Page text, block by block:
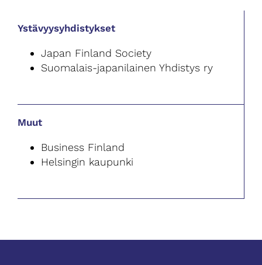
Ystävyysyhdistykset
Japan Finland Society
Suomalais-japanilainen Yhdistys ry
Muut
Business Finland
Helsingin kaupunki